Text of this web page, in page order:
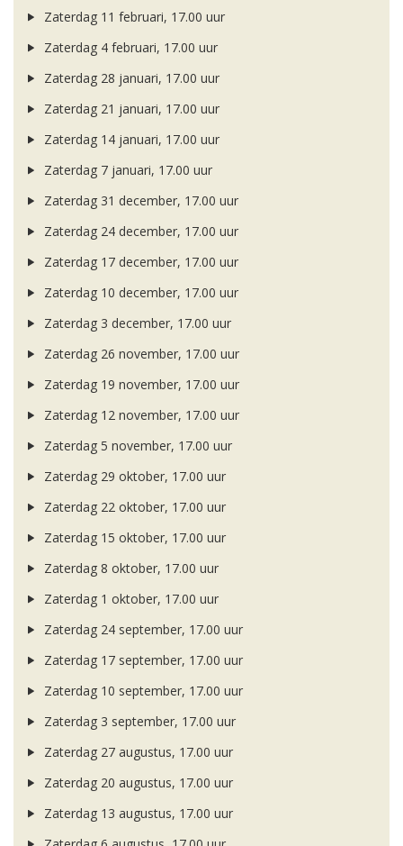
Zaterdag 11 februari, 17.00 uur
Zaterdag 4 februari, 17.00 uur
Zaterdag 28 januari, 17.00 uur
Zaterdag 21 januari, 17.00 uur
Zaterdag 14 januari, 17.00 uur
Zaterdag 7 januari, 17.00 uur
Zaterdag 31 december, 17.00 uur
Zaterdag 24 december, 17.00 uur
Zaterdag 17 december, 17.00 uur
Zaterdag 10 december, 17.00 uur
Zaterdag 3 december, 17.00 uur
Zaterdag 26 november, 17.00 uur
Zaterdag 19 november, 17.00 uur
Zaterdag 12 november, 17.00 uur
Zaterdag 5 november, 17.00 uur
Zaterdag 29 oktober, 17.00 uur
Zaterdag 22 oktober, 17.00 uur
Zaterdag 15 oktober, 17.00 uur
Zaterdag 8 oktober, 17.00 uur
Zaterdag 1 oktober, 17.00 uur
Zaterdag 24 september, 17.00 uur
Zaterdag 17 september, 17.00 uur
Zaterdag 10 september, 17.00 uur
Zaterdag 3 september, 17.00 uur
Zaterdag 27 augustus, 17.00 uur
Zaterdag 20 augustus, 17.00 uur
Zaterdag 13 augustus, 17.00 uur